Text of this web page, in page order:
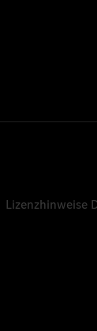
Lizenzhinweise